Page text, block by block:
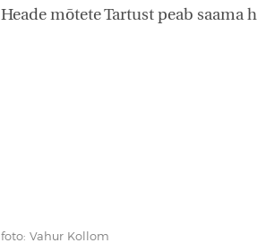
Heade mõtete Tartust peab saama
foto: Vahur Kollom